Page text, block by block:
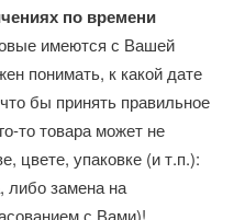
по времени
имеются с Вашей
понимать, к какой дате
бы принять правильное
то товара может не
цвете, упаковке (и т.п.):
либо замена на
с Вами)!